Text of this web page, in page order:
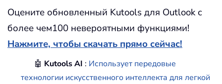
Оцените обновленный Kutools для Outlook с
более чем100 невероятными функциями!
Нажмите, чтобы скачать прямо сейчас!
🤖 Kutools AI : Использует передовые
технологии искусственного интеллекта для легкой